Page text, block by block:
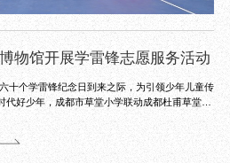
草堂影壁
大雅堂
万佛楼
草堂书院
千诗碑
物馆开展学雷锋志愿服务活动
十个学雷锋纪念日到来之际，为引领少年儿童传
代好少年，成都市草堂小学联动成都杜甫草堂博
闪唱活动。